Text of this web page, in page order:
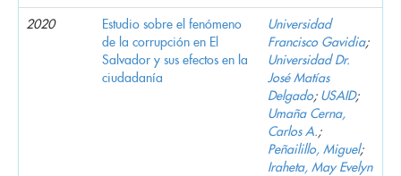
2020
Estudio sobre el fenómeno
de la corrupción en El
Salvador y sus efectos en la
ciudadanía
Universidad
Francisco Gavidia;
Universidad Dr.
José Matías
Delgado; USAID;
Umaña Cerna,
Carlos A.;
Peñailillo, Miguel;
Iraheta, May Evelyn